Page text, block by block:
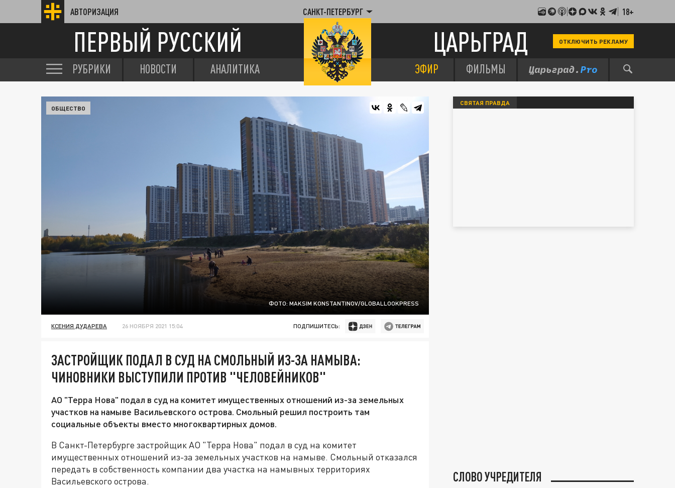
АВТОРИЗАЦИЯ САНКТ-ПЕТЕРБУРГ 18+
ПЕРВЫЙ РУССКИЙ ЦАРЬГРАД ОТКЛЮЧИТЬ РЕКЛАМУ
РУБРИКИ НОВОСТИ АНАЛИТИКА ЭФИР ФИЛЬМЫ
ФОТО: MAKSIM KONSTANTINOV/GLOBALLOOKPRESS
ОБЩЕСТВО
КСЕНИЯ ДУДАРЕВА 26 НОЯБРЯ 2021 15:04 ПОДПИШИТЕСЬ:
ЗАСТРОЙЩИК ПОДАЛ В СУД НА СМОЛЬНЫЙ ИЗ-ЗА НАМЫВА:
ЧИНОВНИКИ ВЫСТУПИЛИ ПРОТИВ "ЧЕЛОВЕЙНИКОВ"
АО "Терра Нова" подал в суд на комитет имущественных отношений из-за земельных
участков на намыве Васильевского острова. Смольный решил построить там
социальные объекты вместо многоквартирных домов.
В Санкт-Петербурге застройщик АО "Терра Нова" подал в суд на комитет
имущественных отношений из-за земельных участков на намыве. Смольный отказался
передать в собственность компании два участка на намывных территориях
Васильевского острова.
СВЯТАЯ ПРАВДА
СЛОВО УЧРЕДИТЕЛЯ